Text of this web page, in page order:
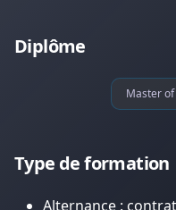
Diplôme
Master of
Type de formation
Alternance :